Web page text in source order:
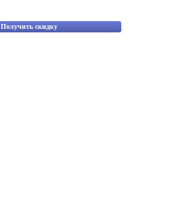
Получить скидку